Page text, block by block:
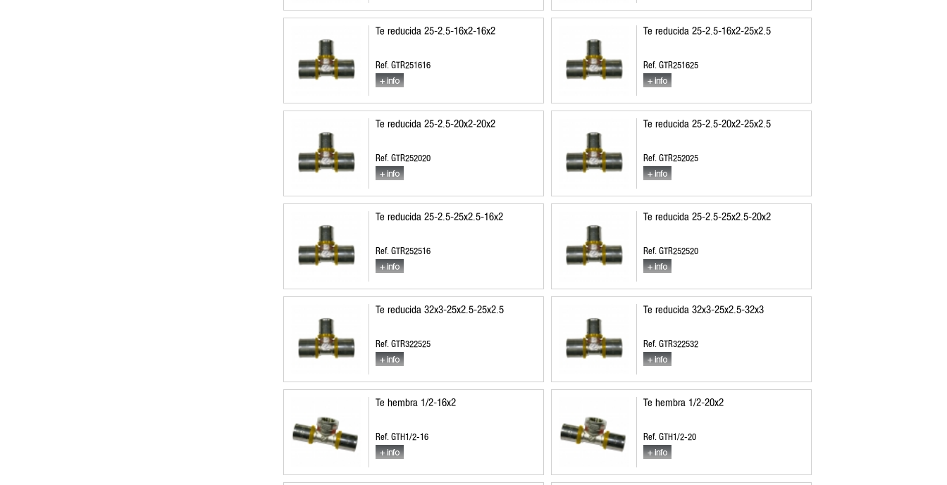
Te reducida 25-2.5-16x2-16x2
Ref. GTR251616
Te reducida 25-2.5-16x2-25x2.5
Ref. GTR251625
Te reducida 25-2.5-20x2-20x2
Ref. GTR252020
Te reducida 25-2.5-20x2-25x2.5
Ref. GTR252025
Te reducida 25-2.5-25x2.5-16x2
Ref. GTR252516
Te reducida 25-2.5-25x2.5-20x2
Ref. GTR252520
Te reducida 32x3-25x2.5-25x2.5
Ref. GTR322525
Te reducida 32x3-25x2.5-32x3
Ref. GTR322532
Te hembra 1/2-16x2
Ref. GTH1/2-16
Te hembra 1/2-20x2
Ref. GTH1/2-20